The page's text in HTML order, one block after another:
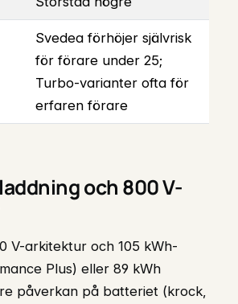
Svedea förhöjer självrisk
för förare under 25;
Turbo-varianter ofta för
erfaren förare
och 800 V-
V-arkitektur och 105 kWh-
Plus) eller 89 kWh
påverkan på batteriet (krock,